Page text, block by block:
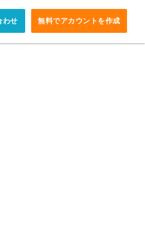
わせ 無料でアカウントを作成